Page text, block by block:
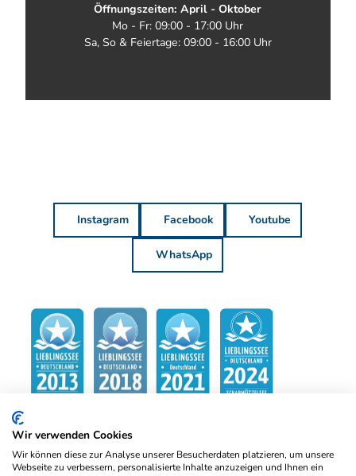
Öffnungszeiten: April - Oktober
Mo - Fr: 09:00 - 17:00 Uhr
Sa, So & Feiertage: 09:00 - 16:00 Uhr
Instagram Facebook Youtube
WhatsApp
Wir verwenden Cookies
Wir können diese zur Analyse unserer Besucherdaten platzieren, um unsere
Webseite zu verbessern, personalisierte Inhalte anzuzeigen und Ihnen ein